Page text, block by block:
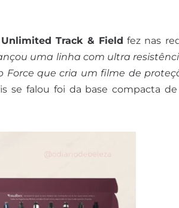
Track & Field fez nas
uma linha com ultra
Force que cria um filme de
se falou foi da base compacta de